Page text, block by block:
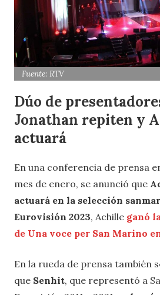
Fuente: RTV
Dúo de
Jonathan repiten y
actuará
En una conferencia de prensa
mes de enero, se anunció que
actuará en la selección
Eurovisión 2023, Achille ganó
de Una voce per San Marino
En la rueda de prensa también
que Senhit, que representó a